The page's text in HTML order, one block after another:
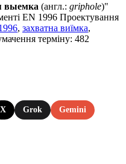
выемка (англ.: griphole)"
EN 1996 Проектування
, захватна виїмка,
терміну: 482
X Grok Gemini